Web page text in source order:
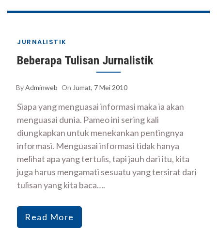
JURNALISTIK
Beberapa Tulisan Jurnalistik
ByAdminweb On Jumat, 7 Mei 2010
Siapa yang menguasai informasi maka ia akan
menguasai dunia. Pameo ini sering kali
diungkapkan untuk menekankan pentingnya
informasi. Menguasai informasi tidak hanya
melihat apa yang tertulis, tapi jauh dari itu, kita
juga harus mengamati sesuatu yang tersirat dari
tulisan yang kita baca….
Read More